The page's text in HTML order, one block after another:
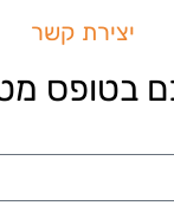
יצירת קשר
בטופס